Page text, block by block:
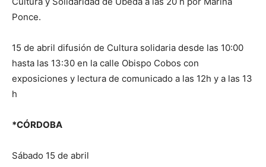
Ponce.
15 de abril difusión de Cultura solidaria desde las 10:00
hasta las 13:30 en la calle Obispo Cobos con
exposiciones y lectura de comunicado a las 12h y a las 13
h
*CÓRDOBA
Sábado 15 de abril